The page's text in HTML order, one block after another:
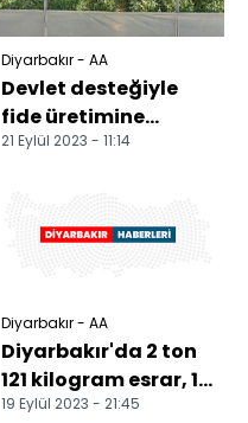
Diyarbakır - AA
Devlet desteğiyle
fide üretimine
başladı, 20 kadını
21 Eylül 2023 - 11:14
Diyarbakır - AA
Diyarbakır'da 2 ton
121 kilogram esrar, 13
milyon 514 bin 550
19 Eylül 2023 - 21:45